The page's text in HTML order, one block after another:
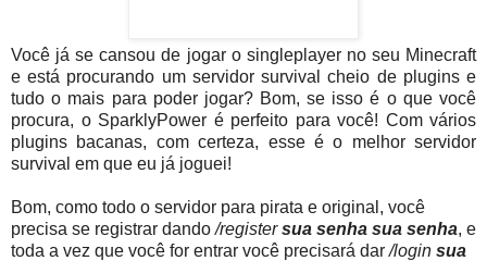
Você já se cansou de jogar o singleplayer no seu Minecraft
e está procurando um servidor survival cheio de plugins e
tudo o mais para poder jogar? Bom, se isso é o que você
procura, o SparklyPower é perfeito para você! Com vários
plugins bacanas, com certeza, esse é o melhor servidor
survival em que eu já joguei!
Bom, como todo o servidor para pirata e original, você
precisa se registrar dando/registersua senha sua senha, e
toda a vez que você for entrar você precisará dar/login sua